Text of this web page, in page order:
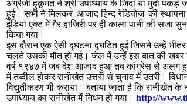
अंग्रेजी हुकूमत ने श्री उपाध्याय के जिंदा या मुर्दा
हुई। सभी ने मिलकर 'आजाद हिन्द रेडियोज' की
इंडिया एक्ट में गैर हाजिरी पर ही काला पानी की
किया गया।
इस दौरान एक ऐसी द्घटना द्घटित हुई जिसने उन्हें
चलते उसकी मौत हो गई। जेल में उन्हें इस बात की खबर
वर्ष १९४७ में जब देश आजाद हुआ तब कांग्रेस से अलग हुए
में तब्दील होकर रानीखेत उत्तरी से चुनाव में उतरी।
विद्युतीकरण भी कराया। बताया जाता है कि रानीखेत
उपाध्याय का रानीखेत में निधन हो गया। http://